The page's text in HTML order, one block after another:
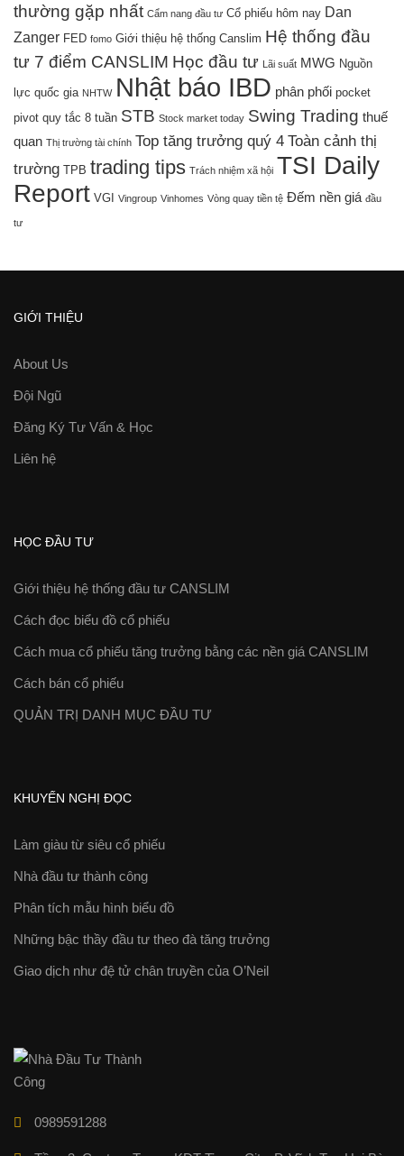
thường gặp nhất Cẩm nang đầu tư Cổ phiếu hôm nay Dan
Zanger FED fomo Giới thiệu hệ thống Canslim Hệ thống đầu
tư 7 điểm CANSLIM Học đầu tư Lãi suất MWG Nguồn
lực quốc gia NHTW Nhật báo IBD phân phối pocket
pivot quy tắc 8 tuần STB Stock market today Swing Trading thuế
quan Thị trường tài chính Top tăng trưởng quý 4 Toàn cảnh thị
trường TPB trading tips Trách nhiệm xã hội TSI Daily
Report VGI Vingroup Vinhomes Vòng quay tiền tệ Đếm nền giá đầu
tư
GIỚI THIỆU
About Us
Đội Ngũ
Đăng Ký Tư Vấn & Học
Liên hệ
HỌC ĐẦU TƯ
Giới thiệu hệ thống đầu tư CANSLIM
Cách đọc biểu đồ cổ phiếu
Cách mua cổ phiếu tăng trưởng bằng các nền giá CANSLIM
Cách bán cổ phiếu
QUẢN TRỊ DANH MỤC ĐẦU TƯ
KHUYẾN NGHỊ ĐỌC
Làm giàu từ siêu cổ phiếu
Nhà đầu tư thành công
Phân tích mẫu hình biểu đồ
Những bậc thầy đầu tư theo đà tăng trưởng
Giao dịch như đệ tử chân truyền của O’Neil
0989591288